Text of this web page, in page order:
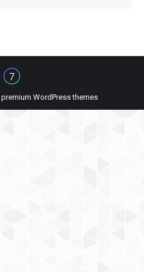
premium WordPress themes